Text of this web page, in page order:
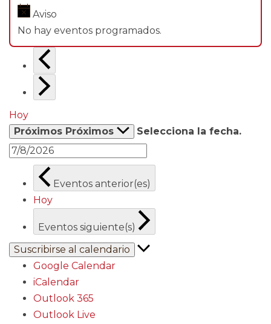
Aviso
No hay eventos programados.
Hoy
Próximos Próximos Selecciona la fecha.
Eventos anterior(es)
Hoy
Eventos siguiente(s)
Suscribirse al calendario
Google Calendar
iCalendar
Outlook 365
Outlook Live